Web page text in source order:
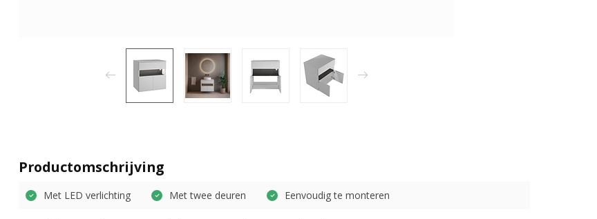
Productomschrijving
Met LED verlichting Met twee deuren Eenvoudig te monteren